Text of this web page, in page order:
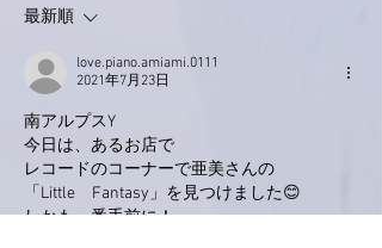
最新順
love.piano.amiami.0111
2021年7月23日
南アルプスY
今日は、あるお店で
レコードのコーナーで亜美さんの
「Little　Fantasy」を見つけました😊
しかも一番手前に！